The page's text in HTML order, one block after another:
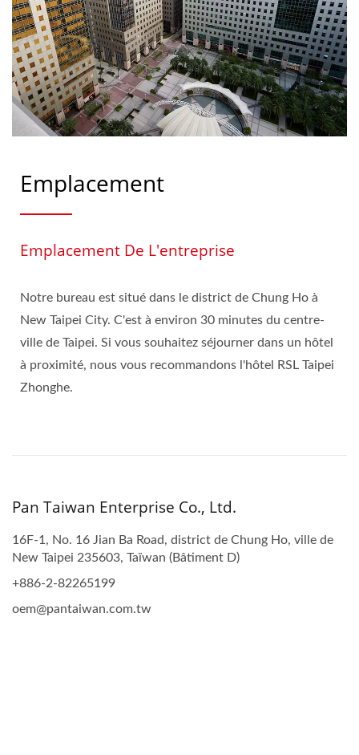
Emplacement
Emplacement De L'entreprise
Notre bureau est situé dans le district de Chung Ho à
New Taipei City. C'est à environ 30 minutes du centre-
ville de Taipei. Si vous souhaitez séjourner dans un hôtel
à proximité, nous vous recommandons l'hôtel RSL Taipei
Zhonghe.
Pan Taiwan Enterprise Co., Ltd.
16F-1, No. 16 Jian Ba Road, district de Chung Ho, ville de
New Taipei 235603, Taïwan (Bâtiment D)
+886-2-82265199
oem@pantaiwan.com.tw